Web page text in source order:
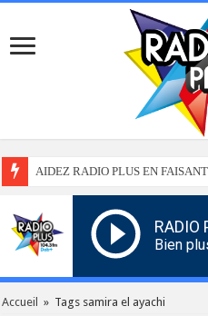
AIDEZ RADIO PLUS EN
RADIO
Bien
Accueil » Tags samira el ayachi